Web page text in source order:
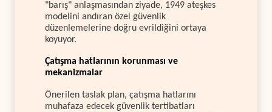
"barış" anlaşmasından ziyade, 1949 ateşkes
modelini andıran özel güvenlik
düzenlemelerine doğru evrildiğini ortaya
koyuyor.
Çatışma hatlarının korunması ve
mekanizmalar
Önerilen taslak plan, çatışma hatlarını
muhafaza edecek güvenlik tertibatları